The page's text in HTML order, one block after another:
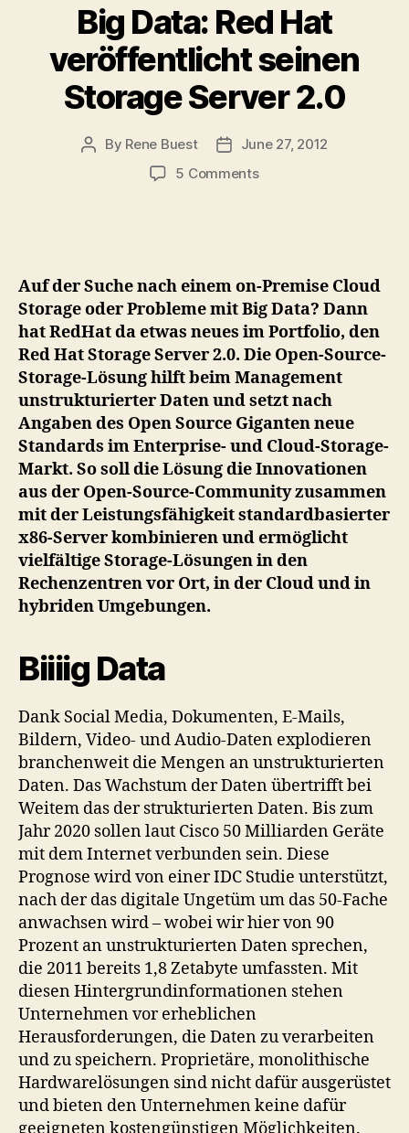
Big Data: Red Hat
veröffentlicht seinen
Storage Server 2.0
Post
By Rene Buest
PostJune 27, 2012
5 Commentson
seinen
Storage
Server
2.0
Auf der Suche nach einem on-Premise Cloud
Storage oder Probleme mit Big Data? Dann
hat RedHat da etwas neues im Portfolio, den
Red Hat Storage Server 2.0. Die Open-Source-
Storage-Lösung hilft beim Management
unstrukturierter Daten und setzt nach
Angaben des Open Source Giganten neue
Standards im Enterprise- und Cloud-Storage-
Markt. So soll die Lösung die Innovationen
aus der Open-Source-Community zusammen
mit der Leistungsfähigkeit standardbasierter
x86-Server kombinieren und ermöglicht
vielfältige Storage-Lösungen in den
Rechenzentren vor Ort, in der Cloud und in
hybriden Umgebungen.
Biiiig Data
Dank Social Media, Dokumenten, E-Mails,
Bildern, Video- und Audio-Daten explodieren
branchenweit die Mengen an unstrukturierten
Daten. Das Wachstum der Daten übertrifft bei
Weitem das der strukturierten Daten. Bis zum
Jahr 2020 sollen laut Cisco 50 Milliarden Geräte
mit dem Internet verbunden sein. Diese
Prognose wird von einer IDC Studie unterstützt,
nach der das digitale Ungetüm um das 50-Fache
anwachsen wird – wobei wir hier von 90
Prozent an unstrukturierten Daten sprechen,
die 2011 bereits 1,8 Zetabyte umfassten. Mit
diesen Hintergrundinformationen stehen
Unternehmen vor erheblichen
Herausforderungen, die Daten zu verarbeiten
und zu speichern. Proprietäre, monolithische
Hardwarelösungen sind nicht dafür ausgerüstet
und bieten den Unternehmen keine dafür
geeigneten kostengünstigen Möglichkeiten.